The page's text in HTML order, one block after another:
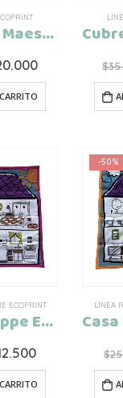
Cubre Silla Maestro Ecoprint
El
actual
es:
$20.000.
$
ECOPRINT
Casa de Puppe Enrollable Pink Ecoprint
El
actual
es:
-50%
LÍNEA
$